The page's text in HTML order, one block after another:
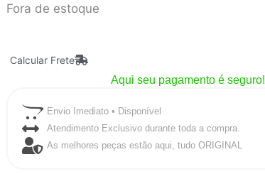
Fora de estoque
Calcular Frete
Aqui seu pagamento é seguro!
Envio Imediato • Disponível
Atendimento Exclusivo durante toda a compra.
As melhores peças estão aqui, tudo ORIGINAL